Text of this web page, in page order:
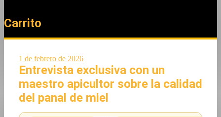
Carrito
1 de febrero de 2026
Entrevista exclusiva con un
maestro apicultor sobre la calidad
del panal de miel